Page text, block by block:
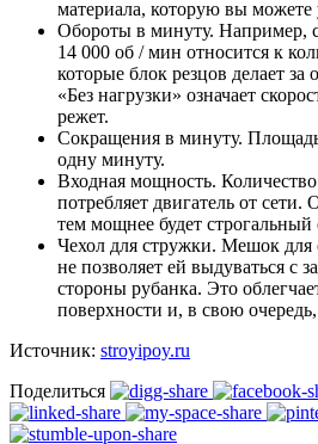
материала, которую вы можете
Обороты в минуту. Например,
14 000 об / мин относится к
которые блок резцов делает за
«Без нагрузки» означает
режет.
Сокращения в минуту.
одну минуту.
Входная мощность. Количество
потребляет двигатель от
тем мощнее будет строгальный
Чехол для стружки. Мешок для
не позволяет ей выдуваться с
стороны рубанка. Это
поверхности и, в свою
Источник: stroyipoy.ru
Поделиться